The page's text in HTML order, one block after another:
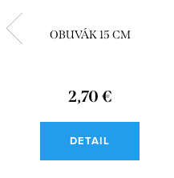
OBUVÁK 15 CM
2,70 €
DETAIL